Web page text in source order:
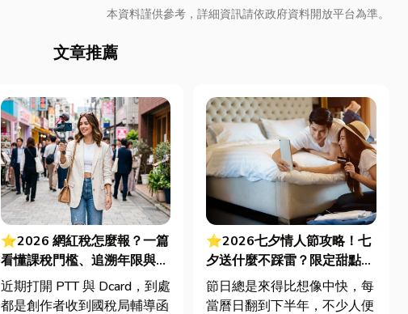
本資料謹供參考，詳細資訊請依政府資料開放平台為準。
文章推薦
⭐2026 網紅稅怎麼報？一篇
看懂課稅門檻、追溯年限與合
法節稅，文末加碼會計/記帳
士推薦
近期打開 PTT 與 Dcard，到處
都是創作者收到國稅局輔導函
⭐2026七夕情人節攻略！七
夕送什麼不踩雷？限定甜點哪
裡買？台中甜點推薦一次看！
節日總是來得比想像中快，每
當曆日翻到下半年，不少人便